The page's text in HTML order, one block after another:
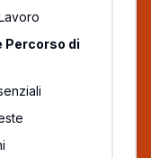
Percorso di